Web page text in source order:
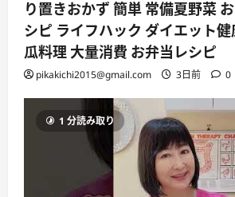
り置きおかず 簡単 常備夏野菜
シピ ライフハック ダイエット健
瓜料理 大量消費 お弁当レシピ
pikakichi2015@gmail.com 3日前 0
1 分読み取り